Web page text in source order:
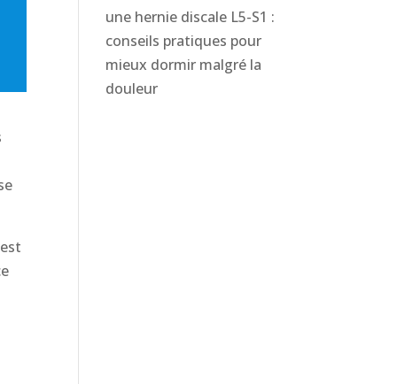
une hernie discale L5-S1 :
conseils pratiques pour
mieux dormir malgré la
douleur